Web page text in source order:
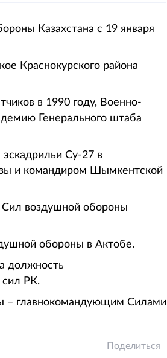
Казахстана с 19 января
Краснокурского района
в 1990 году, Военно-
Генерального штаба
Су-27 в
и командиром Шымкентской
воздушной обороны
обороны в Актобе.
должность
РК.
– главнокомандующим Силами
Поделиться